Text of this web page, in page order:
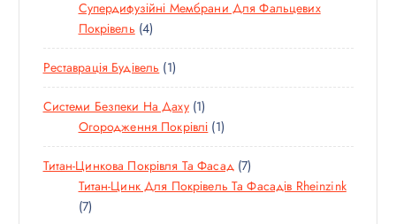
І А
І
В
Р
В
О
А
И
Супердифузійні Мембрани Для Фальцевих
Покрівель 44
Т
О
В
А
Р
И
Реставрація Будівель 11
Т
О
В
А
Р
Системи Безпеки На Даху 11
Т
О
В
А
Огородження Покрівлі 11
Т
О
В
Титан-Цинкова Покрівля Та Фасад 77
Т
Титан-Цинк Для Покрівель Та Фасадів Rheinzink
77